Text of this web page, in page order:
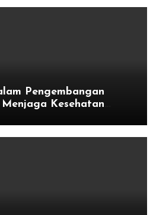
Pengembangan
Kesehatan